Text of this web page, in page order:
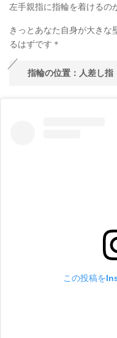
左手親指に指輪を着けるの
きっとあなた自身が大きな
るはずです＊
指輪の位置：人差し指
この投稿を